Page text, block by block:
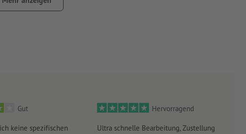
Gut
keine spezifischen
Hervorragend
Ultra schnelle Bearbeitung, Zustellung